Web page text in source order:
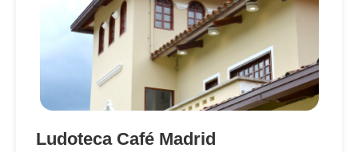
Ludoteca Café Madrid